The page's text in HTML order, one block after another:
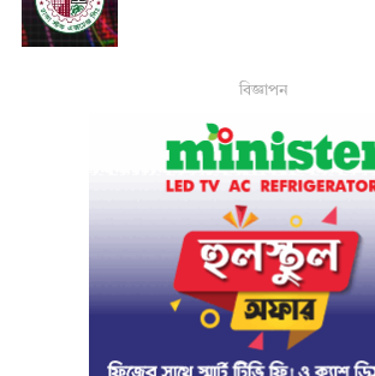
বিজ্ঞাপন